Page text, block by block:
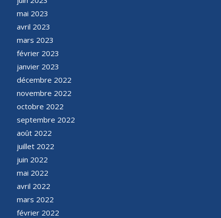
mai 2023
avril 2023
mars 2023
février 2023
janvier 2023
décembre 2022
novembre 2022
octobre 2022
septembre 2022
août 2022
juillet 2022
juin 2022
mai 2022
avril 2022
mars 2022
février 2022